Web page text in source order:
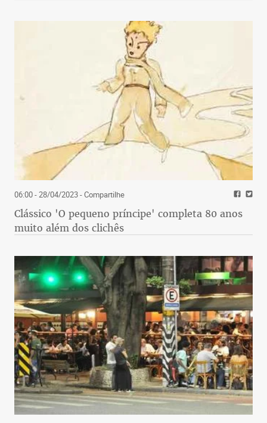
06:00 - 28/04/2023- Compartilhe
Clássico 'O pequeno príncipe' completa 80 anos
muito além dos clichês